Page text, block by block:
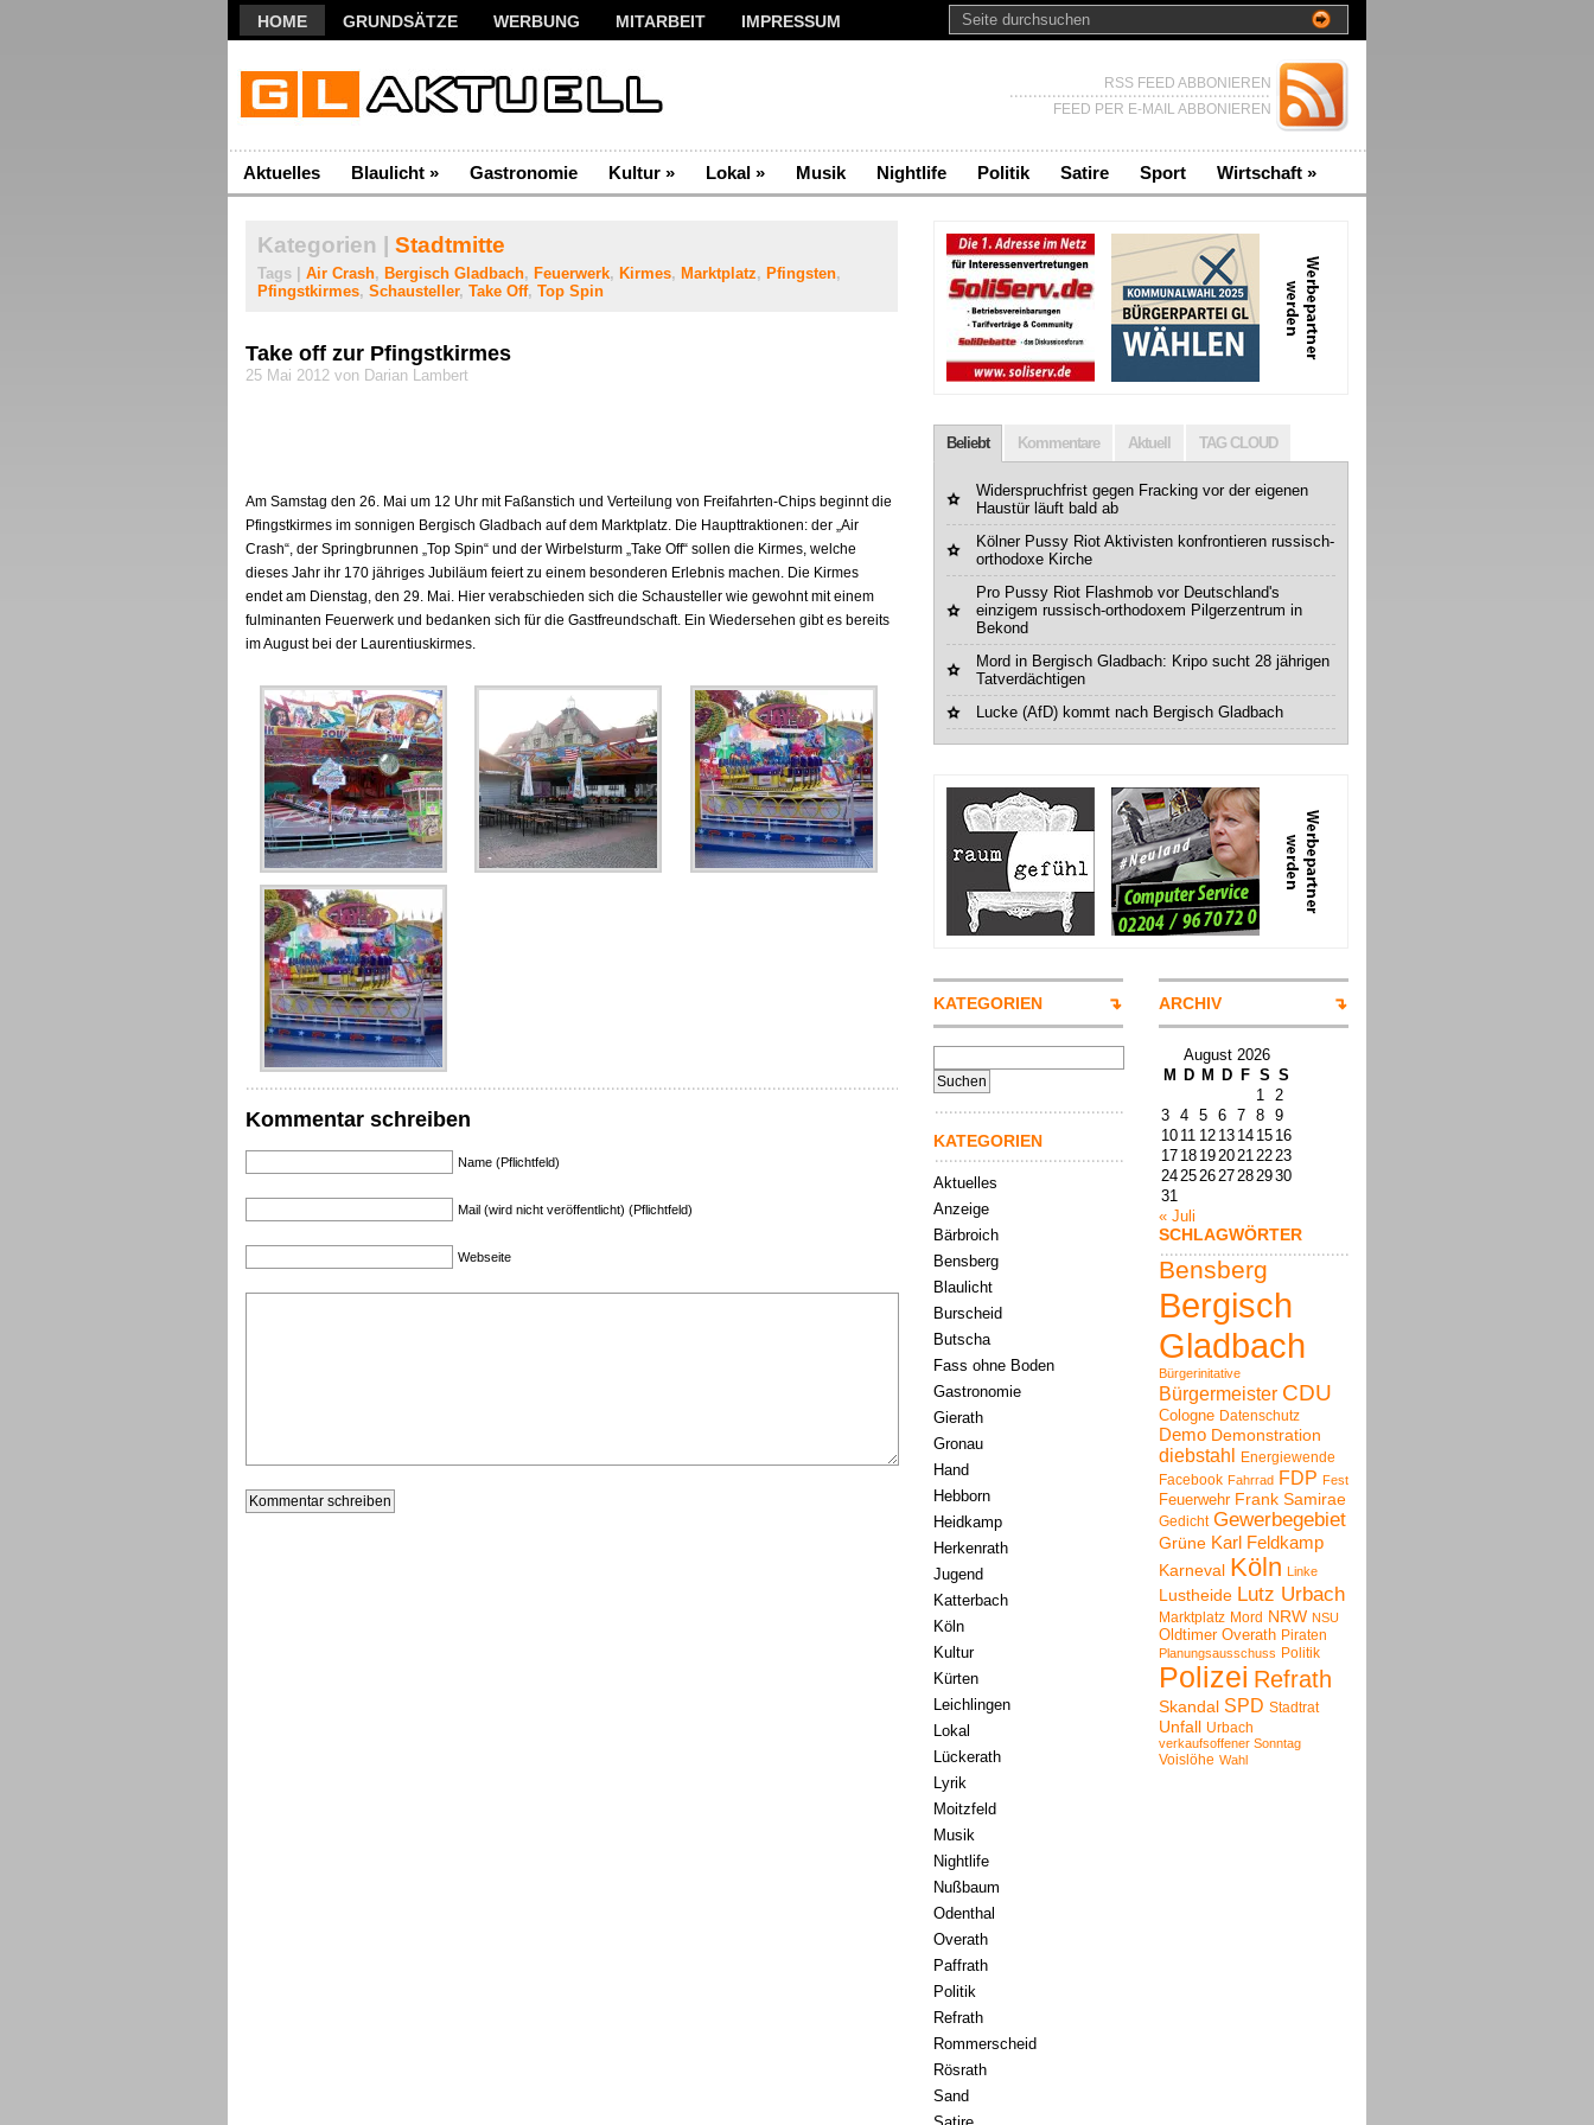
HOME GRUNDSÄTZE WERBUNG MITARBEIT IMPRESSUM
RSS FEED ABBONIEREN
FEED PER E-MAIL ABBONIEREN
Aktuelles Blaulicht » Gastronomie Kultur » Lokal » Musik Nightlife Politik Satire Sport Wirtschaft »
Kategorien | Stadtmitte
Tags | Air Crash, Bergisch Gladbach, Feuerwerk, Kirmes, Marktplatz, Pfingsten,
Pfingstkirmes, Schausteller, Take Off, Top Spin
Take off zur Pfingstkirmes
25 Mai 2012 von Darian Lambert
Am Samstag den 26. Mai um 12 Uhr mit Faßanstich und Verteilung von Freifahrten-Chips beginnt die
Pfingstkirmes im sonnigen Bergisch Gladbach auf dem Marktplatz. Die Haupttraktionen: der „Air
Crash“, der Springbrunnen „Top Spin“ und der Wirbelsturm „Take Off“ sollen die Kirmes, welche
dieses Jahr ihr 170 jähriges Jubiläum feiert zu einem besonderen Erlebnis machen. Die Kirmes
endet am Dienstag, den 29. Mai. Hier verabschieden sich die Schausteller wie gewohnt mit einem
fulminanten Feuerwerk und bedanken sich für die Gastfreundschaft. Ein Wiedersehen gibt es bereits
im August bei der Laurentiuskirmes.
Kommentar schreiben
Name (Pflichtfeld)
Mail (wird nicht veröffentlicht) (Pflichtfeld)
Webseite
Beliebt Kommentare Aktuell TAG CLOUD
Widerspruchfrist gegen Fracking vor der eigenen
Haustür läuft bald ab
Kölner Pussy Riot Aktivisten konfrontieren russisch-
orthodoxe Kirche
Pro Pussy Riot Flashmob vor Deutschland's
einzigem russisch-orthodoxem Pilgerzentrum in
Bekond
Mord in Bergisch Gladbach: Kripo sucht 28 jährigen
Tatverdächtigen
Lucke (AfD) kommt nach Bergisch Gladbach
KATEGORIEN
nach:
KATEGORIEN
Aktuelles
Anzeige
Bärbroich
Bensberg
Blaulicht
Burscheid
Butscha
Fass ohne Boden
Gastronomie
Gierath
Gronau
Hand
Hebborn
Heidkamp
Herkenrath
Jugend
Katterbach
Köln
Kultur
Kürten
Leichlingen
Lokal
Lückerath
Lyrik
Moitzfeld
Musik
Nightlife
Nußbaum
Odenthal
Overath
Paffrath
Politik
Refrath
Rommerscheid
Rösrath
Sand
ARCHIV
August 2026
M
D M D F S S
1 2
3 4 5 6 7 8 9
10 11 12 13 14 15 16
17 18 1920212223
24252627282930
31
« Juli
SCHLAGWÖRTER
Bensberg
Bergisch
Gladbach
Bürgerinitative
Bürgermeister CDU
Cologne Datenschutz
Demo Demonstration
diebstahl Energiewende
Facebook Fahrrad FDP Fest
Feuerwehr Frank Samirae
Gedicht Gewerbegebiet
Grüne Karl Feldkamp
Karneval Köln Linke
Lustheide Lutz Urbach
Marktplatz Mord NRW NSU
Oldtimer Overath Piraten
Planungsausschuss Politik
Polizei Refrath
Skandal SPD Stadtrat
Unfall Urbach
verkaufsoffener Sonntag
Voislöhe Wahl